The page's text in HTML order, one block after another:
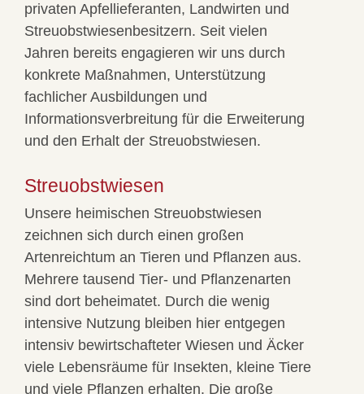
privaten Apfellieferanten, Landwirten und
Streuobstwiesenbesitzern. Seit vielen
Jahren bereits engagieren wir uns durch
konkrete Maßnahmen, Unterstützung
fachlicher Ausbildungen und
Informationsverbreitung für die Erweiterung
und den Erhalt der Streuobstwiesen.
Streuobstwiesen
Unsere heimischen Streuobstwiesen
zeichnen sich durch einen großen
Artenreichtum an Tieren und Pflanzen aus.
Mehrere tausend Tier- und Pflanzenarten
sind dort beheimatet. Durch die wenig
intensive Nutzung bleiben hier entgegen
intensiv bewirtschafteter Wiesen und Äcker
viele Lebensräume für Insekten, kleine Tiere
und viele Pflanzen erhalten. Die große